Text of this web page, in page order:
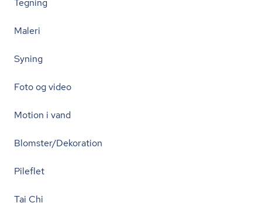
Tegning
Maleri
Syning
Foto og video
Motion i vand
Blomster/Dekoration
Pileflet
Tai Chi